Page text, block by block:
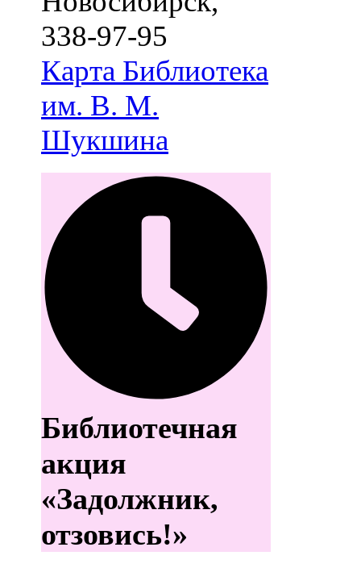
338-97-95
Карта Библиотека
им. В. М.
Шукшина
Библиотечная
акция
«Задолжник,
отзовись!»